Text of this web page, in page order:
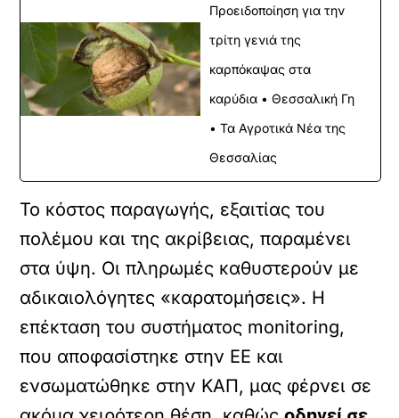
Προειδοποίηση για την
τρίτη γενιά της
καρπόκαψας στα
καρύδια • Θεσσαλική Γη
• Τα Αγροτικά Νέα της
Θεσσαλίας
Το κόστος παραγωγής, εξαιτίας του
πολέμου και της ακρίβειας, παραμένει
στα ύψη. Οι πληρωμές καθυστερούν με
αδικαιολόγητες «καρατομήσεις». Η
επέκταση του συστήματος monitoring,
που αποφασίστηκε στην ΕΕ και
ενσωματώθηκε στην ΚΑΠ, μας φέρνει σε